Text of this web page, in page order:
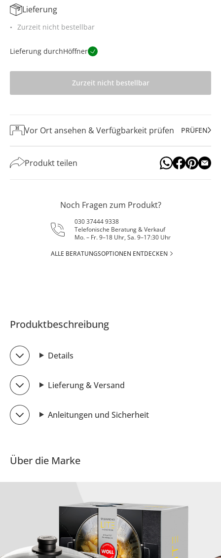
Lieferung
Zurzeit nicht bestellbar
Lieferung durchHöffner
Zurzeit nicht bestellbar
Vor Ort ansehen & Verfügbarkeit prüfen PRÜFEN
Produkt teilen
Noch Fragen zum Produkt?
030 37444 9338
Telefonische Beratung & Verkauf
Mo. – Fr. 9–18 Uhr, Sa. 9–17:30 Uhr
ALLE BERATUNGSOPTIONEN ENTDECKEN
Produktbeschreibung
Details
Lieferung & Versand
Anleitungen und Sicherheit
Über die Marke